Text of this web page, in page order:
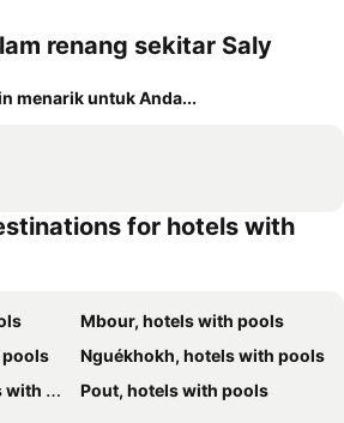
renang sekitar Saly
menarik untuk Anda...
for hotels with
Mbour, hotels with pools
pools
Nguékhokh, hotels with pools
pools
Pout, hotels with pools